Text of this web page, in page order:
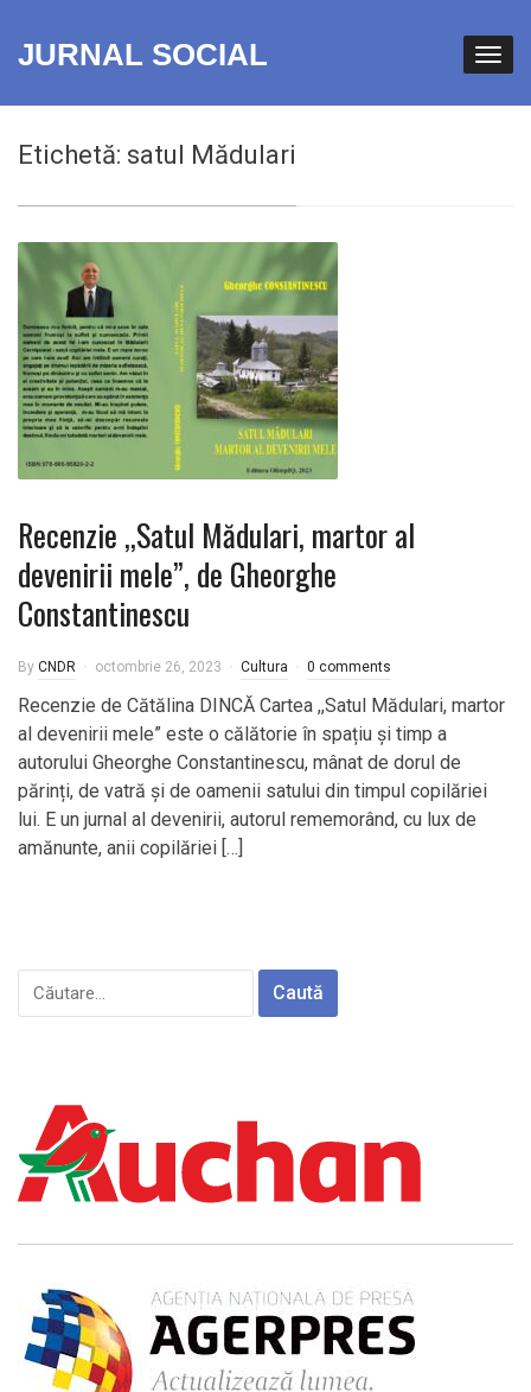
JURNAL SOCIAL
Etichetă: satul Mădulari
Recenzie ,,Satul Mădulari, martor al
devenirii mele”, de Gheorghe
Constantinescu
By CNDR octombrie 26, 2023 Cultura 0 comments
Recenzie de Cătălina DINCĂ Cartea ,,Satul Mădulari, martor
al devenirii mele” este o călătorie în spațiu și timp a
autorului Gheorghe Constantinescu, mânat de dorul de
părinți, de vatră și de oamenii satului din timpul copilăriei
lui. E un jurnal al devenirii, autorul rememorând, cu lux de
amănunte, anii copilăriei […]
Caută
după: